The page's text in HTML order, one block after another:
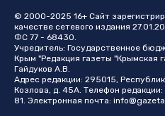
© 2000-2025 16+ Сайт
качестве сетевого издания
ФС 77 - 68430.
Учредитель: Государственное
Крым "Редакция газеты "Крымская
Гайдуков А.В.
Адрес редакции: 295015,
Козлова, д. 45А. Телефон
81. Электронная почта: